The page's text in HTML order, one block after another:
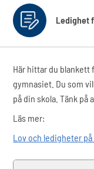
Motala
kommun
Ledighet
Här hittar du blankett
gymnasiet. Du som
på din skola. Tänk på
Läs mer:
Lov och ledigheter